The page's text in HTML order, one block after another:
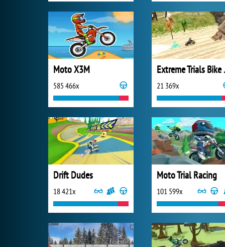
Moto X3M
585 466x 21 369x
Drift Dudes
18 421x
Moto Trial Racing
101 599x